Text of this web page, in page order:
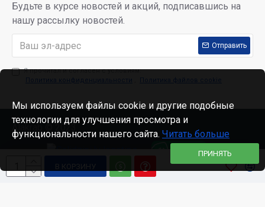
В КОРЗИНУ
Будьте в курсе новостей и акций, подписавшись на
нашу рассылку новостей.
Отправить
Я прочитал и согласен с условиям:
Политика конфиденциальности
Политика файлов cookie
Alakrab © 2023
ПРИНЯТЬ
Мы используем файлы cookie и другие подобные
технологии для улучшения просмотра и
функциональности нашего сайта. Читать больше